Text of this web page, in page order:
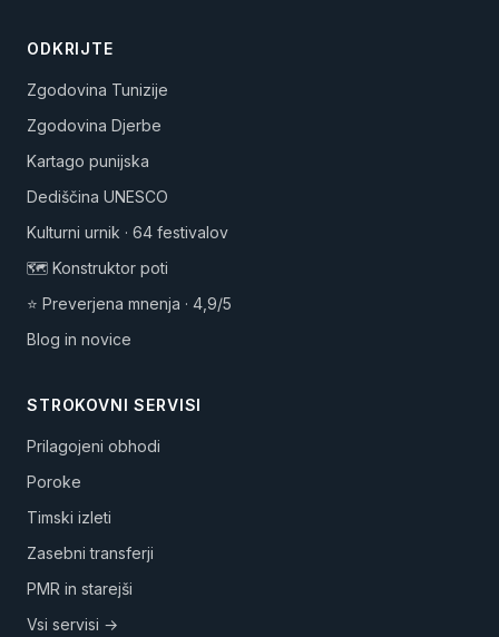
ODKRIJTE
Zgodovina Tunizije
Zgodovina Djerbe
Kartago punijska
Dediščina UNESCO
Kulturni urnik · 64 festivalov
🗺️ Konstruktor poti
⭐ Preverjena mnenja · 4,9/5
Blog in novice
STROKOVNI SERVISI
Prilagojeni obhodi
Poroke
Timski izleti
Zasebni transferji
PMR in starejši
Vsi servisi →